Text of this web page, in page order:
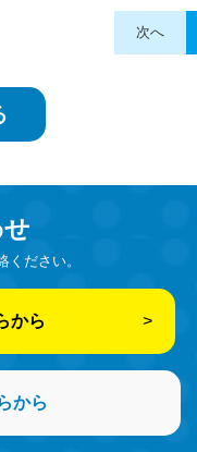
次へ
ください。
から
から